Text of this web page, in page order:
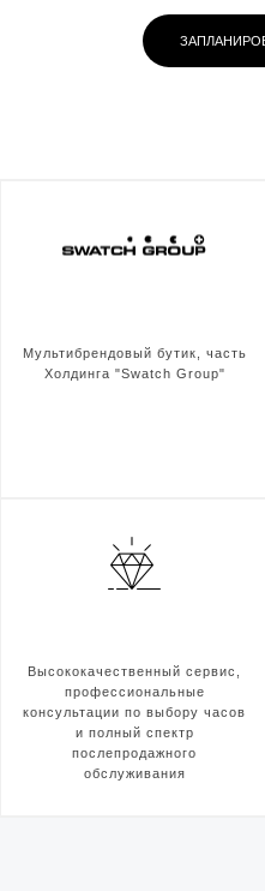
Мультибрендовый бутик, часть
Холдинга "Swatch Group"
Высококачественный сервис,
профессиональные
консультации по выбору часов
и полный спектр
послепродажного
обслуживания